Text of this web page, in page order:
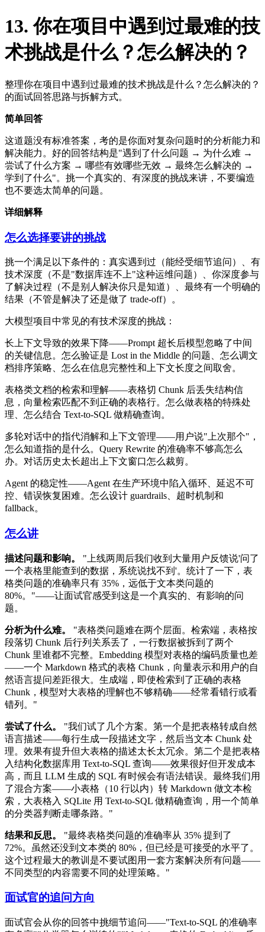
13. 你在项目中遇到过最难的技
术挑战是什么？怎么解决的？
整理你在项目中遇到过最难的技术挑战是什么？怎么解决的？
的面试回答思路与拆解方式。
简单回答
这道题没有标准答案，考的是你面对复杂问题时的分析能力和
解决能力。好的回答结构是"遇到了什么问题 → 为什么难 →
尝试了什么方案 → 哪些有效哪些无效 → 最终怎么解决的 →
学到了什么"。挑一个真实的、有深度的挑战来讲，不要编造
也不要选太简单的问题。
详细解释
怎么选择要讲的挑战
挑一个满足以下条件的：真实遇到过（能经受细节追问）、有
技术深度（不是"数据库连不上"这种运维问题）、你深度参与
了解决过程（不是别人解决你只是知道）、最终有一个明确的
结果（不管是解决了还是做了 trade-off）。
大模型项目中常见的有技术深度的挑战：
长上下文导致的效果下降——Prompt 超长后模型忽略了中间
的关键信息。怎么验证是 Lost in the Middle 的问题、怎么调文
档排序策略、怎么在信息完整性和上下文长度之间取舍。
表格类文档的检索和理解——表格切 Chunk 后丢失结构信
息，向量检索匹配不到正确的表格行。怎么做表格的特殊处
理、怎么结合 Text-to-SQL 做精确查询。
多轮对话中的指代消解和上下文管理——用户说"上次那个"，
怎么知道指的是什么。Query Rewrite 的准确率不够高怎么
办。对话历史太长超出上下文窗口怎么裁剪。
Agent 的稳定性——Agent 在生产环境中陷入循环、延迟不可
控、错误恢复困难。怎么设计 guardrails、超时机制和
fallback。
怎么讲
描述问题和影响。
"上线两周后我们收到大量用户反馈说'问了
一个表格里能查到的数据，系统说找不到'。统计了一下，表
格类问题的准确率只有 35%，远低于文本类问题的
80%。"——让面试官感受到这是一个真实的、有影响的问
题。
分析为什么难。
"表格类问题难在两个层面。检索端，表格按
段落切 Chunk 后行列关系丢了，一行数据被拆到了两个
Chunk 里谁都不完整。Embedding 模型对表格的编码质量也差
——一个 Markdown 格式的表格 Chunk，向量表示和用户的自
然语言提问差距很大。生成端，即使检索到了正确的表格
Chunk，模型对大表格的理解也不够精确——经常看错行或看
错列。"
尝试了什么。
"我们试了几个方案。第一个是把表格转成自然
语言描述——每行生成一段描述文字，然后当文本 Chunk 处
理。效果有提升但大表格的描述太长太冗余。第二个是把表格
入结构化数据库用 Text-to-SQL 查询——效果很好但开发成本
高，而且 LLM 生成的 SQL 有时候会有语法错误。最终我们用
了混合方案——小表格（10 行以内）转 Markdown 做文本检
索，大表格入 SQLite 用 Text-to-SQL 做精确查询，用一个简单
的分类器判断走哪条路。"
结果和反思。
"最终表格类问题的准确率从 35% 提到了
72%。虽然还没到文本类的 80%，但已经是可接受的水平了。
这个过程最大的教训是不要试图用一套方案解决所有问题——
不同类型的内容需要不同的处理策略。"
面试官的追问方向
面试官会从你的回答中挑细节追问——"Text-to-SQL 的准确率